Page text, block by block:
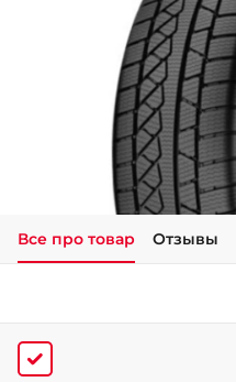
Все про товар Отзывы